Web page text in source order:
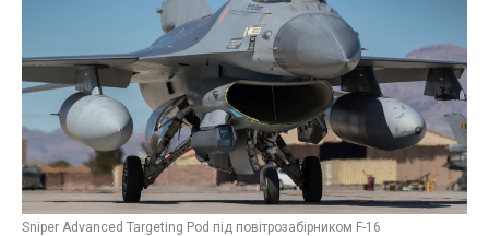
Sniper Advanced Targeting Pod під повітрозабірником F-16